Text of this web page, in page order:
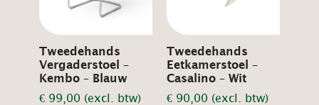
Tweedehands
Vergaderstoel –
Kembo – Blauw
€ 99,00 (excl. btw)
Tweedehands
Eetkamerstoel –
Casalino – Wit
€ 90,00 (excl. btw)